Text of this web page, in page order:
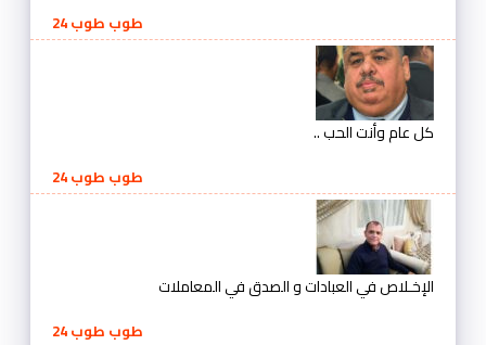
طوب طوب 24
كل عام وأنت الحب ..
طوب طوب 24
الإخـلاص في العبادات و الصدق في المعاملات
طوب طوب 24